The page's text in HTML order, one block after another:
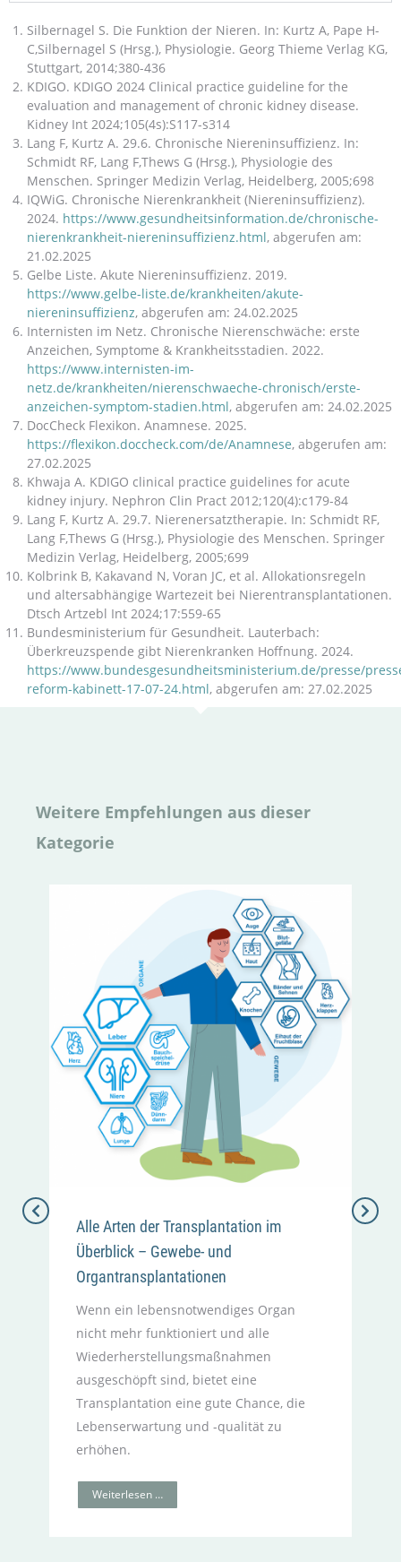
Silbernagel S. Die Funktion der Nieren. In: Kurtz A, Pape H-
C,Silbernagel S (Hrsg.), Physiologie. Georg Thieme Verlag KG,
Stuttgart, 2014;380-436
KDIGO. KDIGO 2024 Clinical practice guideline for the
evaluation and management of chronic kidney disease.
Kidney Int 2024;105(4s):S117-s314
Lang F, Kurtz A. 29.6. Chronische Niereninsuffizienz. In:
Schmidt RF, Lang F,Thews G (Hrsg.), Physiologie des
Menschen. Springer Medizin Verlag, Heidelberg, 2005;698
IQWiG. Chronische Nierenkrankheit (Niereninsuffizienz).
2024. https://www.gesundheitsinformation.de/chronische-
nierenkrankheit-niereninsuffizienz.html, abgerufen am:
21.02.2025
Gelbe Liste. Akute Niereninsuffizienz. 2019.
https://www.gelbe-liste.de/krankheiten/akute-
niereninsuffizienz, abgerufen am: 24.02.2025
Internisten im Netz. Chronische Nierenschwäche: erste
Anzeichen, Symptome & Krankheitsstadien. 2022.
https://www.internisten-im-
netz.de/krankheiten/nierenschwaeche-chronisch/erste-
anzeichen-symptom-stadien.html, abgerufen am: 24.02.2025
DocCheck Flexikon. Anamnese. 2025.
https://flexikon.doccheck.com/de/Anamnese, abgerufen am:
27.02.2025
Khwaja A. KDIGO clinical practice guidelines for acute
kidney injury. Nephron Clin Pract 2012;120(4):c179-84
Lang F, Kurtz A. 29.7. Nierenersatztherapie. In: Schmidt RF,
Lang F,Thews G (Hrsg.), Physiologie des Menschen. Springer
Medizin Verlag, Heidelberg, 2005;699
Kolbrink B, Kakavand N, Voran JC, et al. Allokationsregeln
und altersabhängige Wartezeit bei Nierentransplantationen.
Dtsch Artzebl Int 2024;17:559-65
Bundesministerium für Gesundheit. Lauterbach:
Überkreuzspende gibt Nierenkranken Hoffnung. 2024.
https://www.bundesgesundheitsministerium.de/presse/
reform-kabinett-17-07-24.html, abgerufen am: 27.02.2025
Weitere Empfehlungen aus dieser
Kategorie
Alle Arten der Transplantation im
Überblick – Gewebe- und
Organtransplantationen
Wenn ein lebens­notwendiges Organ
nicht mehr funktioniert und alle
Wiederherstellungs­maßnahmen
ausgeschöpft sind, bietet eine
Transplantation eine gute Chance, die
Lebenserwartung und -qualität zu
erhöhen.
Weiterlesen …